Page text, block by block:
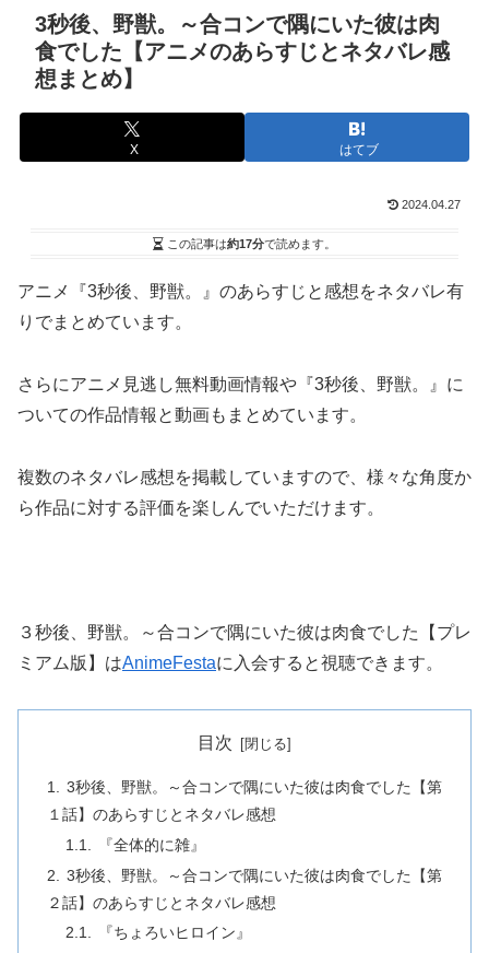
3秒後、野獣。～合コンで隅にいた彼は肉
食でした【アニメのあらすじとネタバレ感
想まとめ】
X はてブ
2024.04.27
この記事は約17分で読めます。
アニメ『3秒後、野獣。』のあらすじと感想をネタバレ有
りでまとめています。
さらにアニメ見逃し無料動画情報や『3秒後、野獣。』に
ついての作品情報と動画もまとめています。
複数のネタバレ感想を掲載していますので、様々な角度か
ら作品に対する評価を楽しんでいただけます。
３秒後、野獣。～合コンで隅にいた彼は肉食でした【プレ
ミアム版】はAnimeFestaに入会すると視聴できます。
目次
3秒後、野獣。～合コンで隅にいた彼は肉食でした【第
１話】のあらすじとネタバレ感想
『全体的に雑』
3秒後、野獣。～合コンで隅にいた彼は肉食でした【第
２話】のあらすじとネタバレ感想
『ちょろいヒロイン』